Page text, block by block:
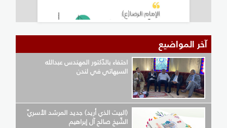
آخر المواضيع
احتفاء بالدّكتور المهندس عبدالله
السيهاتي في لندن
(البيت الذي أريد) جديد المرشد الأسريّ
الشّيخ صالح آل إبراهيم